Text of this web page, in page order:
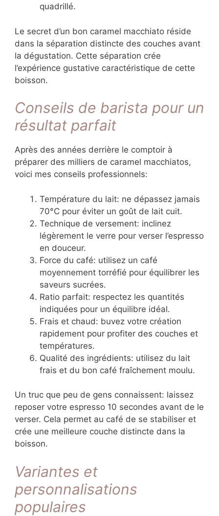
quadrillé.
Le secret d’un bon caramel macchiato réside
dans la séparation distincte des couches avant
la dégustation. Cette séparation crée
l’expérience gustative caractéristique de cette
boisson.
Conseils de barista pour un
résultat parfait
Après des années derrière le comptoir à
préparer des milliers de caramel macchiatos,
voici mes conseils professionnels:
Température du lait: ne dépassez jamais
70°C pour éviter un goût de lait cuit.
Technique de versement: inclinez
légèrement le verre pour verser l’espresso
en douceur.
Force du café: utilisez un café
moyennement torréfié pour équilibrer les
saveurs sucrées.
Ratio parfait: respectez les quantités
indiquées pour un équilibre idéal.
Frais et chaud: buvez votre création
rapidement pour profiter des couches et
températures.
Qualité des ingrédients: utilisez du lait
frais et du bon café fraîchement moulu.
Un truc que peu de gens connaissent: laissez
reposer votre espresso 10 secondes avant de le
verser. Cela permet au café de se stabiliser et
crée une meilleure couche distincte dans la
boisson.
Variantes et
personnalisations
populaires